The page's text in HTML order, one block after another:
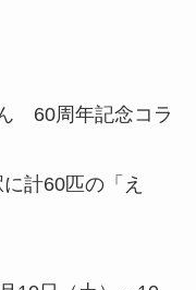
60周年記念コラ
計60匹の「え